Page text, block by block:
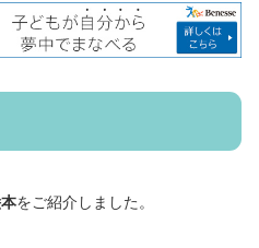
をご紹介しました。